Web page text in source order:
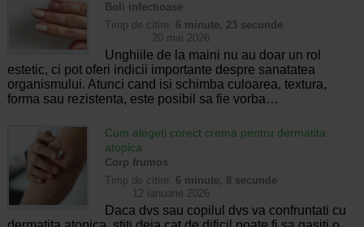
Boli infectioase
Timp de citire: 6 minute, 23 secunde
20 mai 2026
Unghiile de la maini nu au doar un rol
estetic, ci pot oferi indicii importante despre sanatatea
organismului. Atunci cand isi schimba culoarea, textura,
forma sau rezistenta, este posibil sa fie vorba…
Cum alegeti corect crema pentru dermatita
atopica
Corp frumos
Timp de citire: 6 minute, 8 secunde
12 ianuarie 2026
Daca dvs sau copilul dvs va confruntati cu